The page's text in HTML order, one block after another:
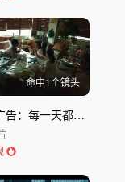
命中1个镜头
台湾旅游广告：每一天都在准备好迎接你